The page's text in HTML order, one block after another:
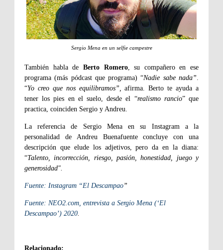
Sergio Mena en un selfie campestre
También habla de Berto Romero, su compañero en ese
programa (más pódcast que programa) “Nadie sabe nada”
“Yo creo que nos equilibramos”,afirma. Berto te ayuda a
tener los pies en el suelo, desde el “realismo rancio” que
practica, coinciden Sergio y Andreu.
La referencia de Sergio Mena en su Instagram a la
personalidad de Andreu Buenafuente concluye con una
descripción que elude los adjetivos, pero da en la diana:
“Talento, incorrección, riesgo, pasión, honestidad, juego y
generosidad".
Fuente: Instagram “El Descampao”
Fuente: NEO2.com, entrevista a Sergio Mena (‘El
Descampao’) 2020
Relacionado: